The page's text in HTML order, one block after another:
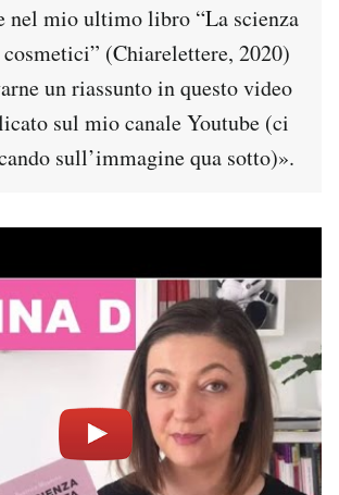
nel mio ultimo libro “La scienza
cosmetici” (Chiarelettere, 2020)
un riassunto in questo video
sul mio canale Youtube (ci
sull’immagine qua sotto)».